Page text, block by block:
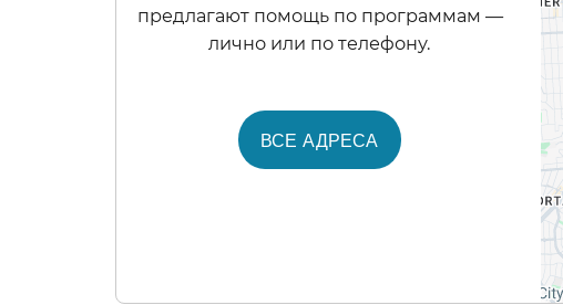
предлагают помощь по программам —
лично или по телефону.​​
ВСЕ АДРЕСА​​